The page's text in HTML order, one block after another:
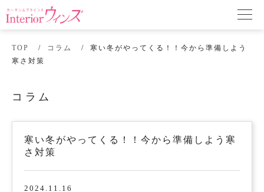
TOP コラム
寒い冬がやってくる！！今から準備しよう
寒さ対策
コラム
寒い冬がやってくる！！今から準備しよう寒
さ対策
2024.11.16